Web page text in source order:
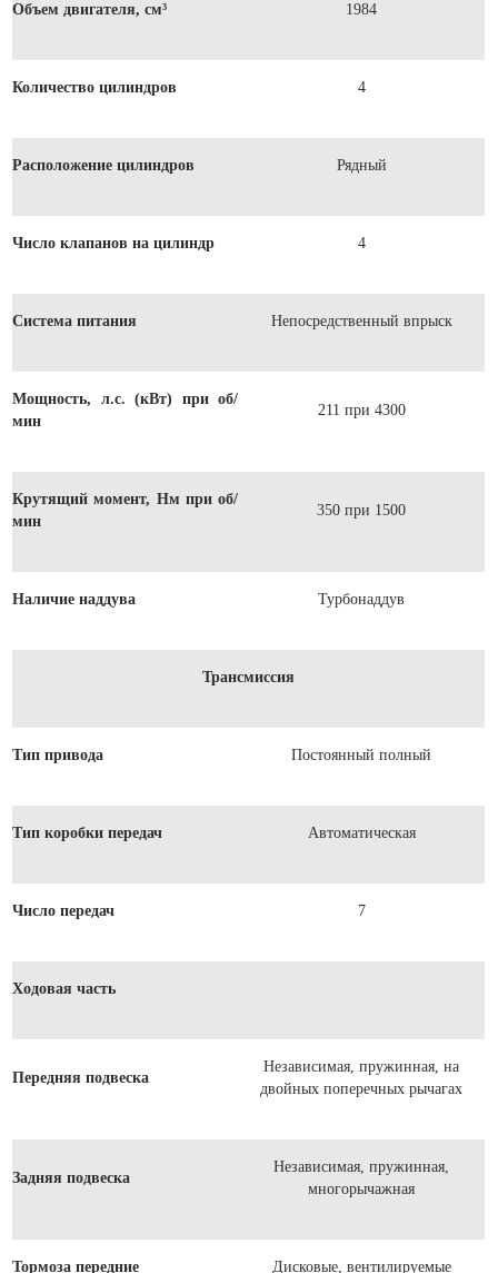
Объем двигателя, см³ 1984
Количество цилиндров 4
Расположение цилиндров Рядный
Число клапанов на цилиндр 4
Система питания Непосредственный впрыск
Мощность, л.с. (кВт) при об/
мин
211 при 4300
Крутящий момент, Нм при об/
мин
350 при 1500
Наличие наддува Турбонаддув
Трансмиссия
Тип привода Постоянный полный
Тип коробки передач Автоматическая
Число передач 7
Ходовая часть
Передняя подвеска
Независимая, пружинная, на
двойных поперечных рычагах
Задняя подвеска
Независимая, пружинная,
многорычажная
Тормоза передние Дисковые, вентилируемые